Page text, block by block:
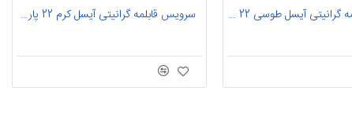
سرویس قابلمه گرانیتی آیسل طوسی 22 پارچه آیدا سرویس قابلمه گرانیتی آیسل کرم 22 پارچه آیدا